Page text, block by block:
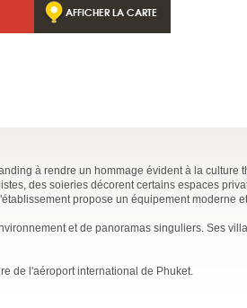
AFFICHER LA CARTE
à rendre un hommage évident à la culture
des soieries décorent certains espaces
propose un équipement moderne
et de panoramas singuliers. Ses
de l'aéroport international de Phuket.